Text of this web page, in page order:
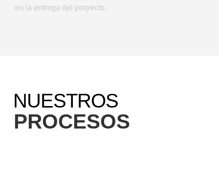
en la entrega del proyecto.
NUESTROS
PROCESOS